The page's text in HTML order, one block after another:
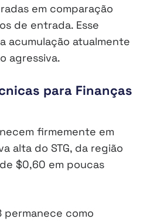
em comparação
de entrada. Esse
acumulação atualmente
agressiva.
para Finanças
firmemente em
alta do STG, da região
$0,60 em poucas
permanece como